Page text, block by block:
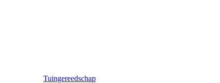
Tuingereedschap